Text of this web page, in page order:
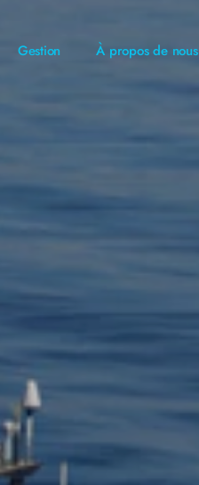
Gestion À propos de nous